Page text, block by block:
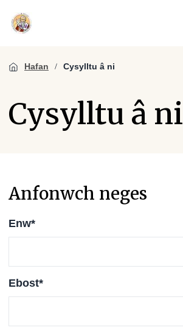
Hafan Cysylltu â ni
Cysylltu â ni
Anfonwch neges
Enw*
Ebost*